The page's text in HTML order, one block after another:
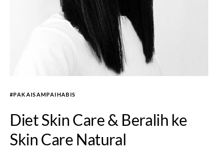
#PAKAISAMPAIHABIS
Diet Skin Care & Beralih ke
Skin Care Natural